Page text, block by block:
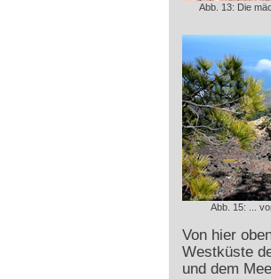
Abb. 13: Die
Abb. 15: ...
Von hier
Westküste
und dem